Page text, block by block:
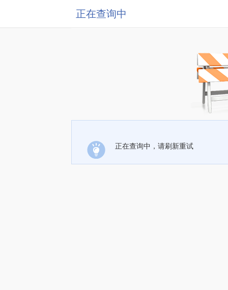
正在查询中
正在查询中，请刷新重试